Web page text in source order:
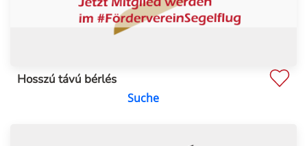
Hosszú távú bérlés
Suche